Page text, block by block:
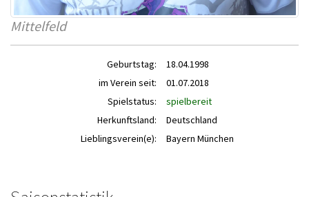
Mittelfeld
Geburtstag:
18.04.1998
im Verein seit:
01.07.2018
Spielstatus:
spielbereit
Herkunftsland:
Deutschland
Lieblingsverein(e):
Bayern München